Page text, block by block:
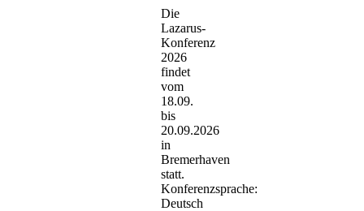
Die
Lazarus-
Konferenz
2026
findet
vom
18.09.
bis
20.09.2026
in
Bremerhaven
statt.
Konferenzsprache:
Deutsch